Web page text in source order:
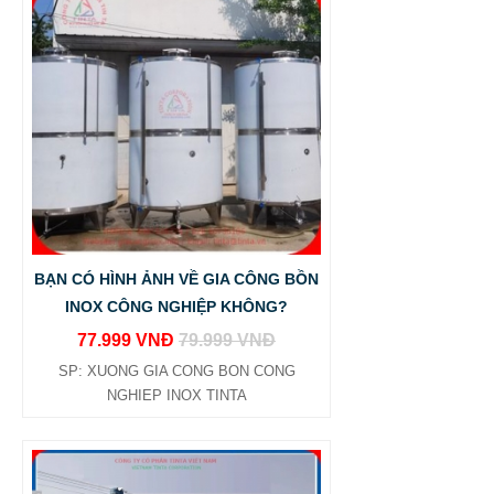
BẠN CÓ HÌNH ẢNH VỀ GIA CÔNG BỒN
INOX CÔNG NGHIỆP KHÔNG?
77.999 VNĐ 79.999 VNĐ
SP: XUONG GIA CONG BON CONG
NGHIEP INOX TINTA